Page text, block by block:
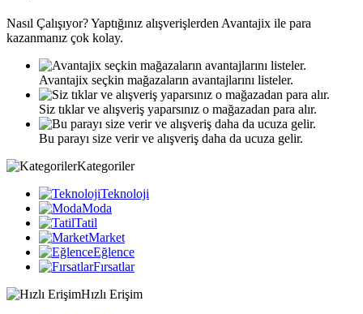
Nasıl Çalışıyor?Yaptığınız alışverişlerden Avantajix ile para
kazanmanız çok kolay.
Avantajix seçkin mağazaların avantajlarını listeler.
Siz tıklar ve alışveriş yaparsınız o mağazadan para alır.
Bu parayı size verir ve alışveriş daha da ucuza gelir.
Kategoriler
Teknoloji
Moda
Tatil
Market
Eğlence
Fırsatlar
Hızlı Erişim